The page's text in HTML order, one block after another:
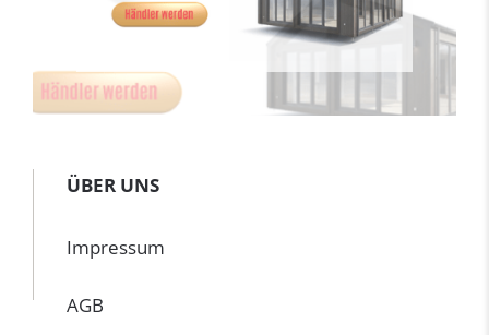
ÜBER UNS
Impressum
AGB